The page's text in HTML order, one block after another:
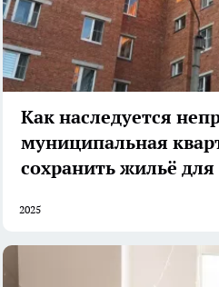
Как наследуется
муниципальная
сохранить жильё
2025